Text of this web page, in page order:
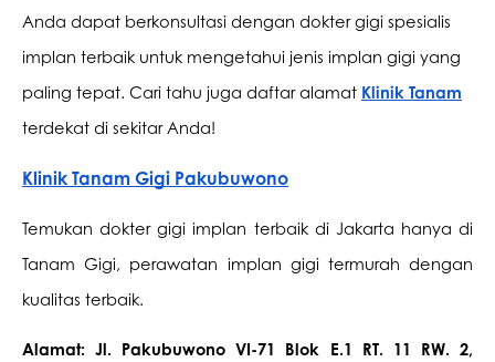
Anda dapat berkonsultasi dengan dokter gigi spesialis
implan terbaik untuk mengetahui jenis implan gigi yang
paling tepat. Cari tahu juga daftar alamat Klinik Tanam
terdekat di sekitar Anda!
Klinik Tanam Gigi Pakubuwono
Temukan dokter gigi implan terbaik di Jakarta hanya di
Tanam Gigi, perawatan implan gigi termurah dengan
kualitas terbaik.
Alamat: Jl. Pakubuwono VI-71 Blok E.1 RT. 11 RW. 2,